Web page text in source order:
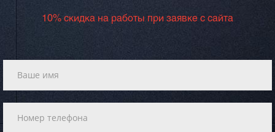
10% скидка на работы при заявке с сайта